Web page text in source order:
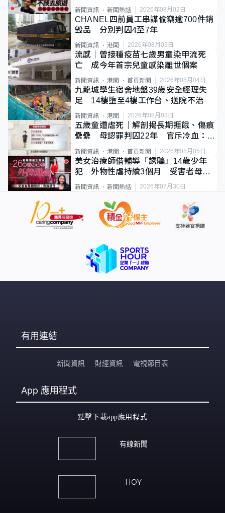
質旅客
新聞資訊 新聞熱話 2026年08月02日
CHANEL四前員工串謀偷竊逾700件銷
毀品 分別判囚4至7年
新聞資訊 港聞 2026年08月03日
流感｜曾接種疫苗七歲男童染甲流死
亡 成今年首宗兒童感染離世個案
新聞資訊 港聞 首頁新聞 2026年08月04日
九龍城學生宿舍地盤39歲安全經理失
足 14樓墮至4樓工作台、送院不治
新聞資訊 港聞 2026年08月03日
五歲童遭虐死｜解剖揭長期捱餓、傷痕
纍纍 母認罪判囚22年 官斥冷血：同
類案最惡劣
新聞資訊 港聞 首頁新聞 2026年08月05日
美女治療師借輔導「誘騙」14歲少年
犯 外物性虐持續3個月 受害者母：
要保護其他人
新聞資訊 新聞熱話 2026年07月30日
有用連結
新聞資訊 財經資訊 電視節目表
App 應用程式
點擊下載app應用程式
有線新聞
HOY